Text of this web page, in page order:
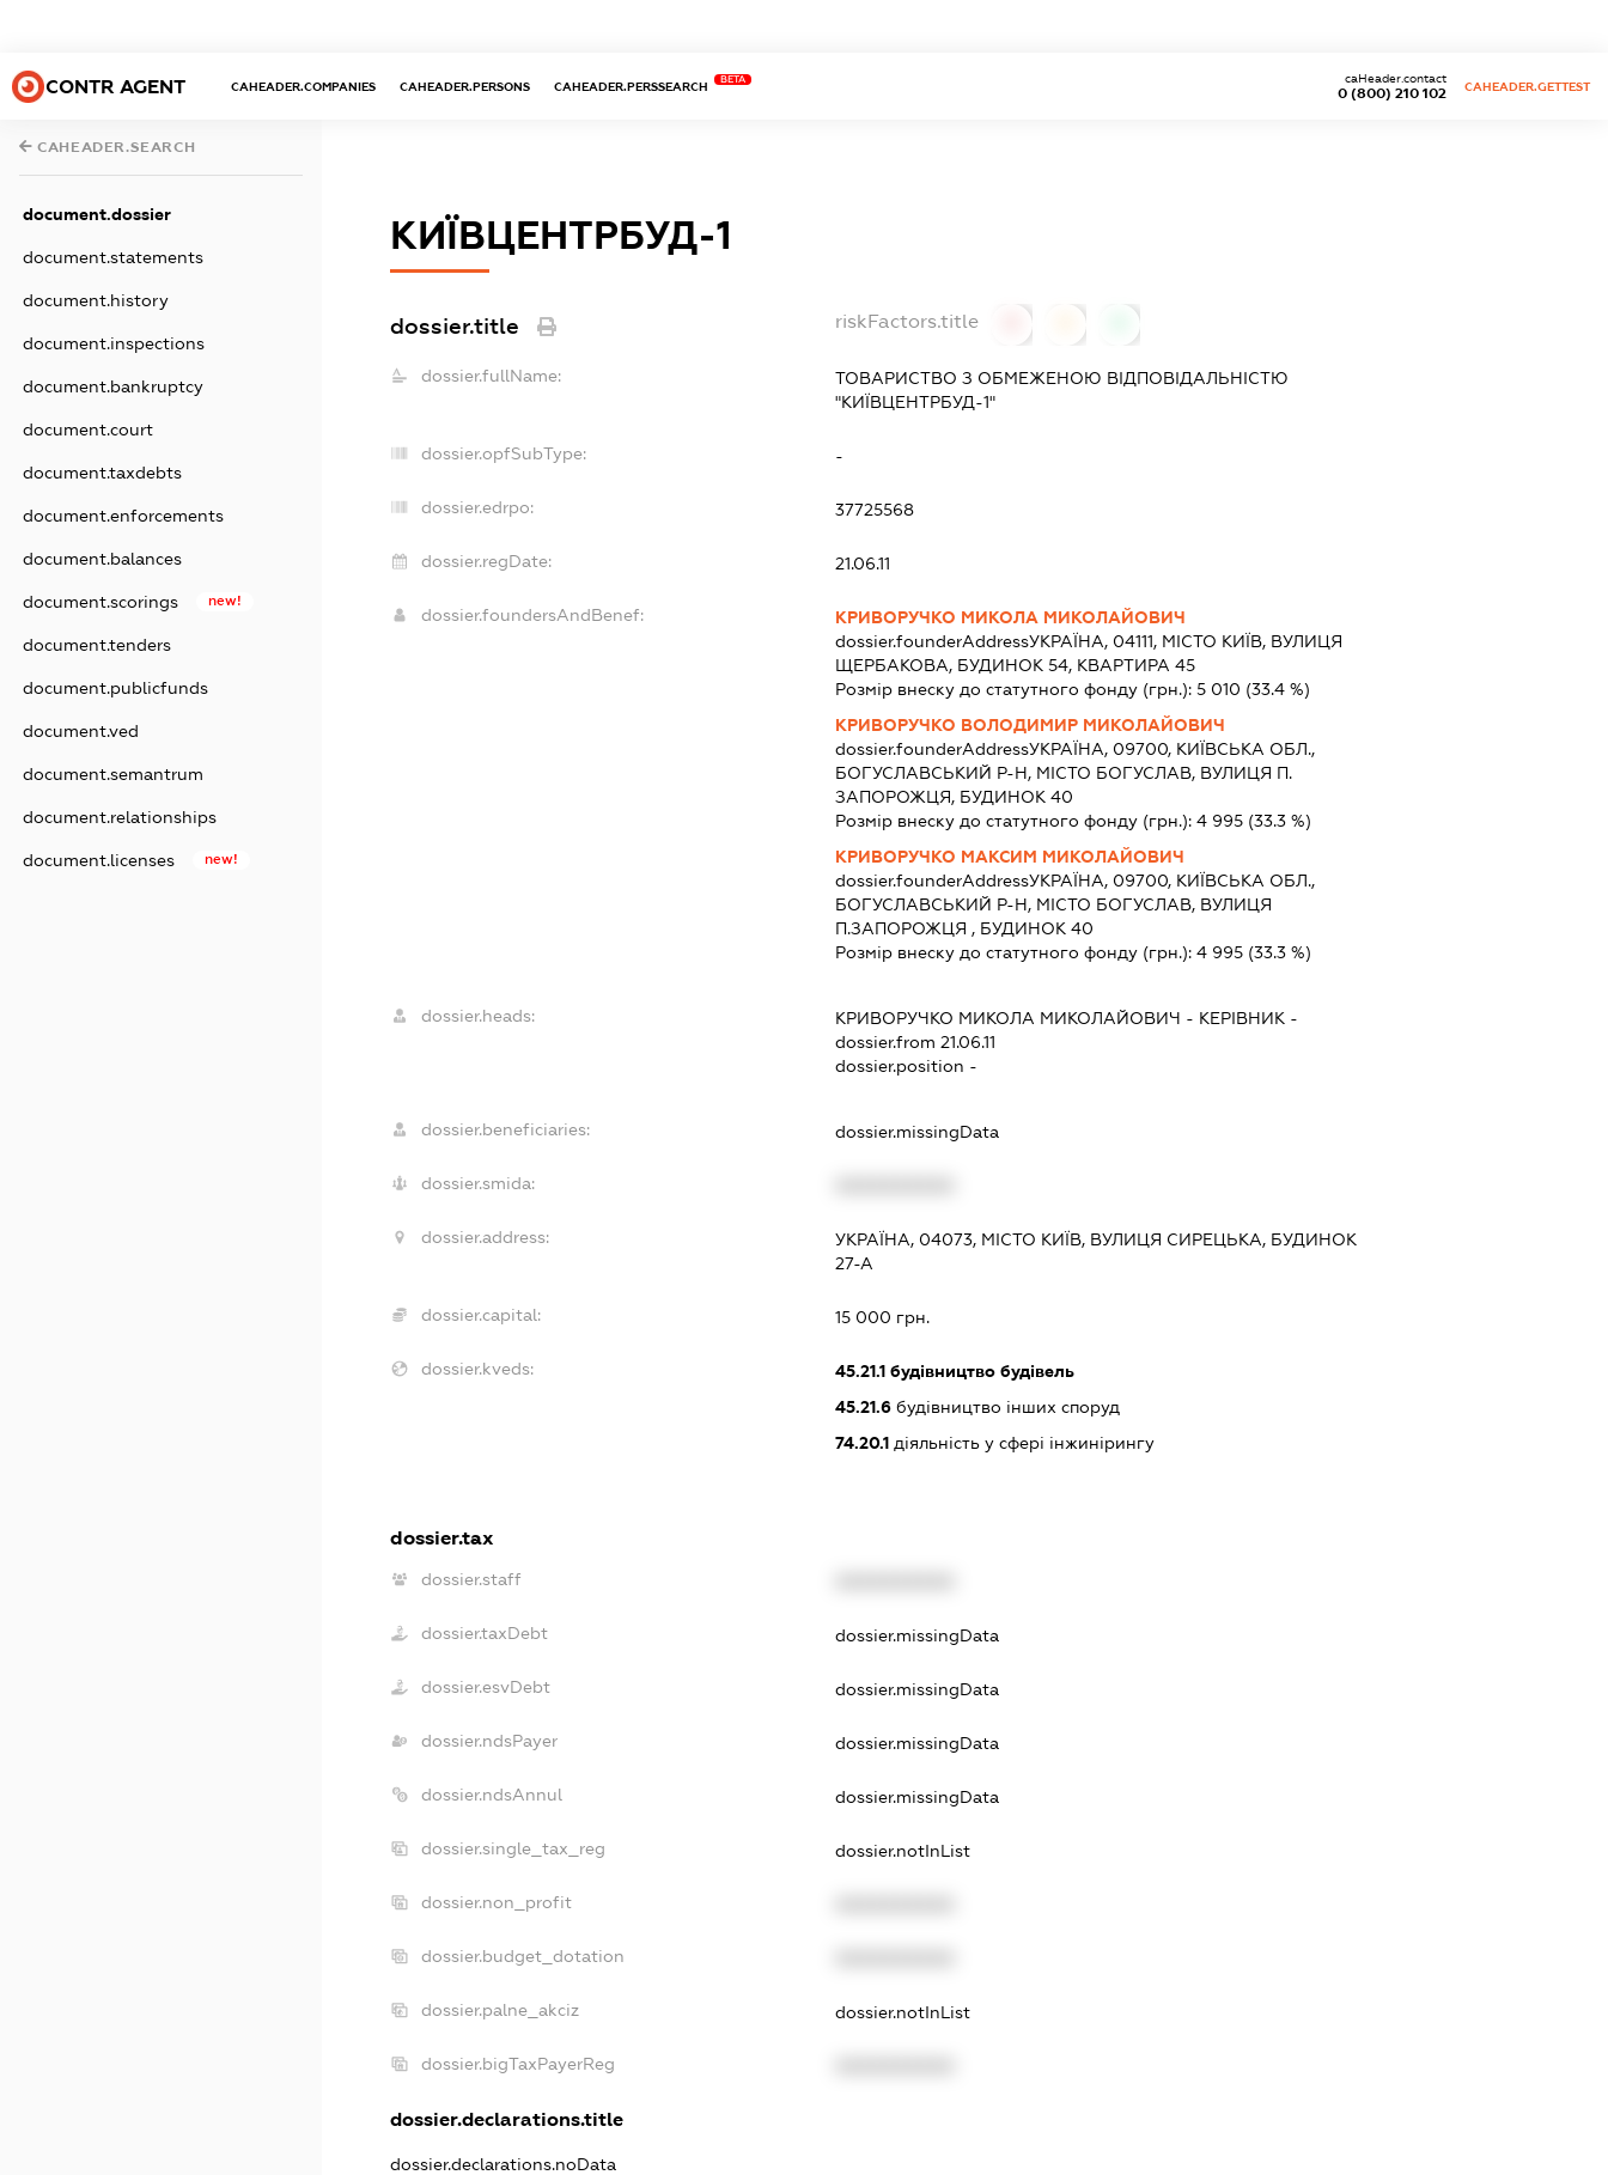
CONTR AGENT CAHEADER.COMPANIES CAHEADER.PERSONS CAHEADER.PERSSEARCH
BETA
0 (800) 210 102
caHeader.contact
CAHEADER.GETTEST
CAHEADER.SEARCH
document.dossier
document.statements
document.history
document.inspections
document.bankruptcy
document.court
document.taxdebts
document.enforcements
document.balances
document.scorings new!
document.tenders
document.publicfunds
document.ved
document.semantrum
document.relationships
document.licenses new!
КИЇВЦЕНТРБУД-1
dossier.title riskFactors.title
dossier.fullName:
ТОВАРИСТВО З ОБМЕЖЕНОЮ ВІДПОВІДАЛЬНІСТЮ
"КИЇВЦЕНТРБУД-1"
dossier.opfSubType: -
dossier.edrpo: 37725568
dossier.regDate: 21.06.11
dossier.foundersAndBenef:
КРИВОРУЧКО МИКОЛА МИКОЛАЙОВИЧ
dossier.founderAddressУКРАЇНА, 04111, МІСТО КИЇВ, ВУЛИЦЯ
ЩЕРБАКОВА, БУДИНОК 54, КВАРТИРА 45
Розмір внеску до статутного фонду (грн.): 5 010 (33.4 %)
КРИВОРУЧКО ВОЛОДИМИР МИКОЛАЙОВИЧ
dossier.founderAddressУКРАЇНА, 09700, КИЇВСЬКА ОБЛ.,
БОГУСЛАВСЬКИЙ Р-Н, МІСТО БОГУСЛАВ, ВУЛИЦЯ П.
ЗАПОРОЖЦЯ, БУДИНОК 40
Розмір внеску до статутного фонду (грн.): 4 995(33.3 %)
КРИВОРУЧКО МАКСИМ МИКОЛАЙОВИЧ
dossier.founderAddressУКРАЇНА, 09700, КИЇВСЬКА ОБЛ.,
БОГУСЛАВСЬКИЙ Р-Н, МІСТО БОГУСЛАВ, ВУЛИЦЯ
П.ЗАПОРОЖЦЯ , БУДИНОК 40
Розмір внеску до статутного фонду (грн.): 4 995(33.3 %)
dossier.heads: КРИВОРУЧКО МИКОЛА МИКОЛАЙОВИЧ - КЕРІВНИК -
dossier.from 21.06.11
dossier.position -
dossier.beneficiaries: dossier.missingData
dossier.smida:
dossier.address:
УКРАЇНА, 04073, МІСТО КИЇВ, ВУЛИЦЯ СИРЕЦЬКА, БУДИНОК
27-А
dossier.capital: 15 000 грн.
dossier.kveds: 45.21.1будівництво будівель
45.21.6будівництво інших споруд
74.20.1діяльність у сфері інжинірингу
dossier.tax
dossier.staff
dossier.taxDebt dossier.missingData
dossier.esvDebt dossier.missingData
dossier.ndsPayer dossier.missingData
dossier.ndsAnnul dossier.missingData
dossier.single_tax_reg dossier.notInList
dossier.non_profit
dossier.budget_dotation
dossier.palne_akciz dossier.notInList
dossier.bigTaxPayerReg
dossier.declarations.title
dossier.declarations.noData